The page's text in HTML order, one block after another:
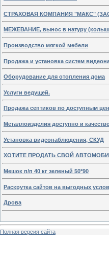
СТРАХОВАЯ КОМПАНИЯ "МАКС"
МЕЖЕВАНИЕ, вынос в натуру
Производство мягкой мебели
Продажа и установка систем
Оборудование для отопления дома
Услуги ведущей.
Продажа септиков по доступным
Металлоизделия доступно и
Установка видеонаблюдения, СКУД
ХОТИТЕ ПРОДАТЬ СВОЙ
Мешок п/п 40 кг зеленый 50*90
Раскрутка сайтов на выгодных
Дрова
Полная версия сайта